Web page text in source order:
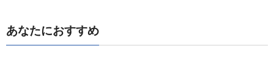
あなたにおすすめ